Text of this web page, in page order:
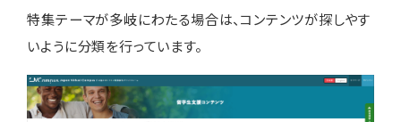
特集テーマが多岐にわたる場合は、コンテンツが探しやす
いように分類を行っています。